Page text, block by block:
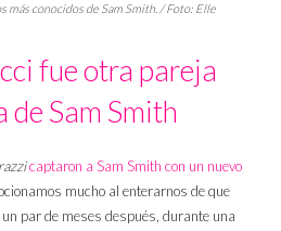
más conocidos de Sam Smith. / Foto: Elle
fue otra pareja
de Sam Smith
captaron a Sam Smith con un nuevo
mucho al enterarnos de que
un par de meses después, durante una